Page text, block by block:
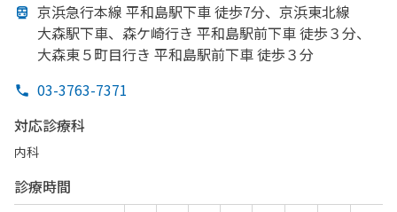
京浜急行本線 平和島駅下車 徒歩7分、 京浜東北線
大森駅下車、 森ケ崎行き 平和島駅前下車 徒歩３分、
大森東５町目行き 平和島駅前下車 徒歩３分
03-3763-7371
対応診療科
内科
診療時間